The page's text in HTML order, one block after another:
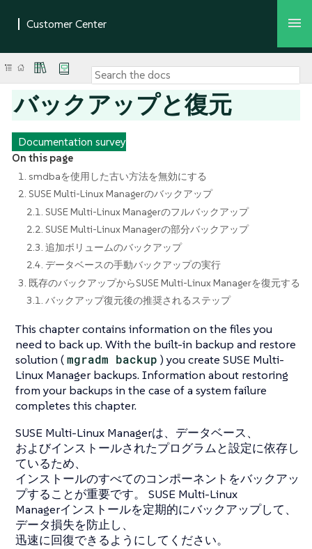
バックアップと復元
Documentation survey
On this page
1. smdbaを使用した古い方法を無効にする
2. SUSE Multi-Linux Managerのバックアップ
2.1. SUSE Multi-Linux Managerのフルバックアップ
2.2. SUSE Multi-Linux Managerの部分バックアップ
2.3. 追加ボリュームのバックアップ
2.4. データベースの手動バックアップの実行
3. 既存のバックアップからSUSE Multi-Linux Managerを復元する
3.1. バックアップ復元後の推奨されるステップ
This chapter contains information on the files you
need to back up. With the built-in backup and restore
solution (mgradm backup ) you create SUSE Multi-
Linux Manager backups. Information about restoring
from your backups in the case of a system failure
completes this chapter.
SUSE Multi-Linux Managerは、データベース、
およびインストールされたプログラムと設定に依存し
ているため、
インストールのすべてのコンポーネントをバックアッ
プすることが重要です。 SUSE Multi-Linux
Managerインストールを定期的にバックアップして、
データ損失を防止し、
迅速に回復できるようにしてください。